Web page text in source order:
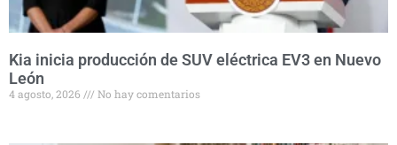
Kia inicia producción de SUV eléctrica EV3 en Nuevo
León
4 agosto, 2026 No hay comentarios